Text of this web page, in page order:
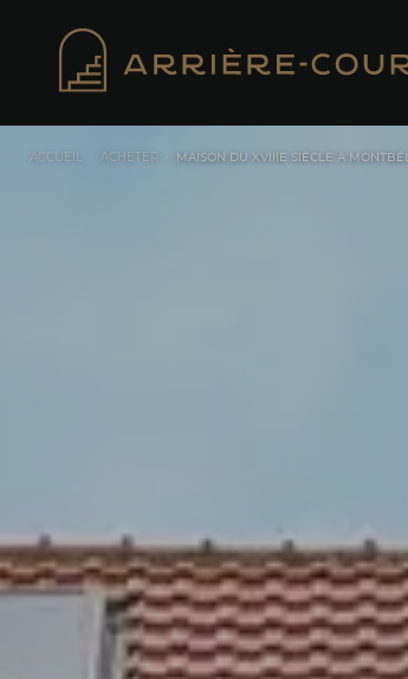
ACCUEIL • ACHETER • MAISON DU XVIIIE SIÈCLE À